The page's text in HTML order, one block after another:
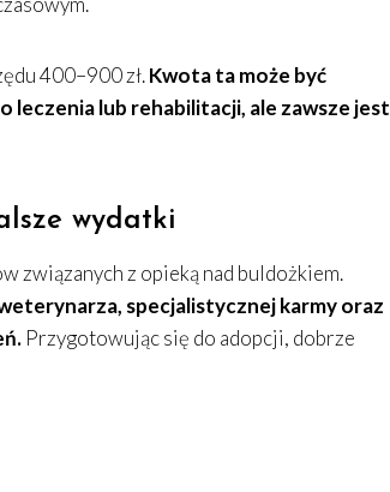
400–900 zł.Kwota ta może być
leczenia lub rehabilitacji, ale zawsze jest
wydatki
związanych z opieką nad buldożkiem.
specjalistycznej karmy oraz
Przygotowując się do adopcji, dobrze